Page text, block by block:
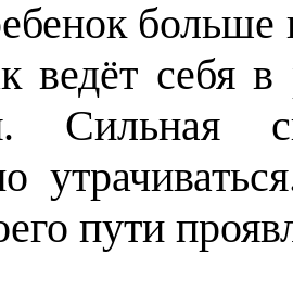
больше
ведёт себя
Сильная
пути